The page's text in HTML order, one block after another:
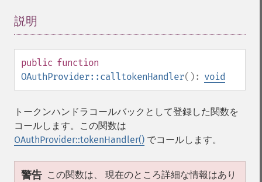
説明
public function
OAuthProvider::calltokenHandler(): void
トークンハンドラコールバックとして登録した関数を
コールします。この関数は
OAuthProvider::tokenHandler() でコールします。
警告 この関数は、 現在のところ詳細な情報はあり